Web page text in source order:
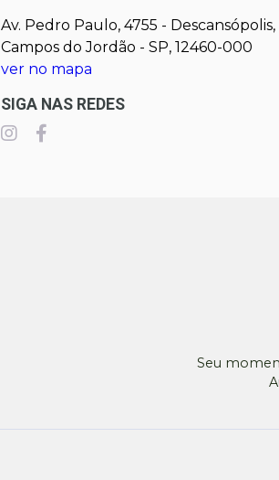
Av. Pedro Paulo, 4755 - Descansópolis,
Campos do Jordão - SP, 12460-000
ver no mapa
SIGA NAS REDES
Seu